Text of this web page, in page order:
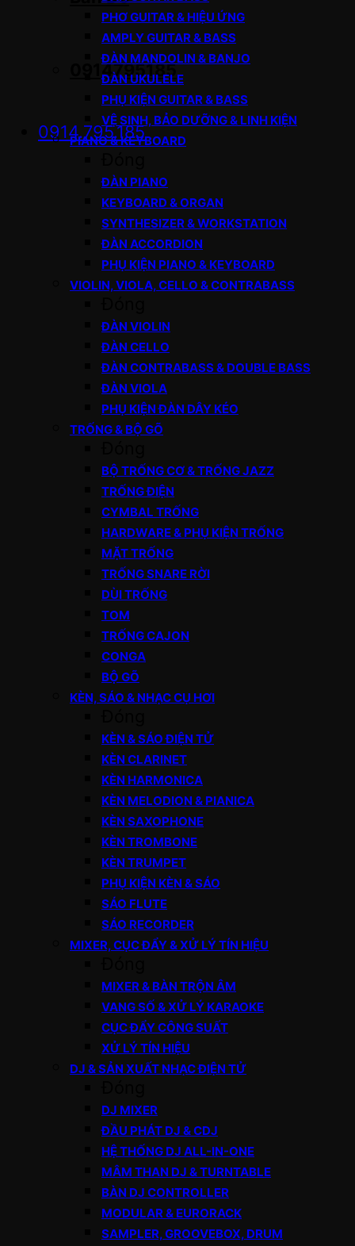
0914795185
0914.795.185
PHƠ GUITAR & HIỆU ỨNG
AMPLY GUITAR & BASS
ĐÀN MANDOLIN & BANJO
ĐÀN UKULELE
PHỤ KIỆN GUITAR & BASS
VỆ SINH, BẢO DƯỠNG & LINH KIỆN
PIANO & KEYBOARD
ĐÀN PIANO
KEYBOARD & ORGAN
SYNTHESIZER & WORKSTATION
ĐÀN ACCORDION
PHỤ KIỆN PIANO & KEYBOARD
VIOLIN, VIOLA, CELLO & CONTRABASS
ĐÀN VIOLIN
ĐÀN CELLO
ĐÀN CONTRABASS & DOUBLE BASS
ĐÀN VIOLA
PHỤ KIỆN ĐÀN DÂY KÉO
TRỐNG & BỘ GÕ
BỘ TRỐNG CƠ & TRỐNG JAZZ
TRỐNG ĐIỆN
CYMBAL TRỐNG
HARDWARE & PHỤ KIỆN TRỐNG
MẶT TRỐNG
TRỐNG SNARE RỜI
DÙI TRỐNG
TOM
TRỐNG CAJON
CONGA
BỘ GÕ
KÈN, SÁO & NHẠC CỤ HƠI
KÈN & SÁO ĐIỆN TỬ
KÈN CLARINET
KÈN HARMONICA
KÈN MELODION & PIANICA
KÈN SAXOPHONE
KÈN TROMBONE
KÈN TRUMPET
PHỤ KIỆN KÈN & SÁO
SÁO FLUTE
SÁO RECORDER
MIXER, CỤC ĐẨY & XỬ LÝ TÍN HIỆU
MIXER & BÀN TRỘN ÂM
VANG SỐ & XỬ LÝ KARAOKE
CỤC ĐẨY CÔNG SUẤT
XỬ LÝ TÍN HIỆU
DJ & SẢN XUẤT NHẠC ĐIỆN TỬ
DJ MIXER
ĐẦU PHÁT DJ & CDJ
HỆ THỐNG DJ ALL-IN-ONE
MÂM THAN DJ & TURNTABLE
BÀN DJ CONTROLLER
MODULAR & EURORACK
SAMPLER, GROOVEBOX, DRUM